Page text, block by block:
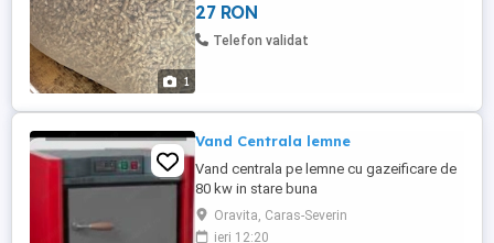
1
27 RON
Telefon validat
Vand Centrala lemne
Vand centrala pe lemne cu gazeificare de
80 kw in stare buna
Oravita, Caras-Severin
ieri 12:20